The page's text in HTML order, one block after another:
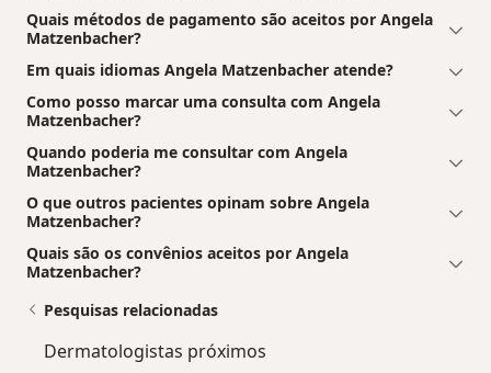
Quais métodos de pagamento são aceitos por Angela
Matzenbacher?
Em quais idiomas Angela Matzenbacher atende?
Como posso marcar uma consulta com Angela
Matzenbacher?
Quando poderia me consultar com Angela
Matzenbacher?
O que outros pacientes opinam sobre Angela
Matzenbacher?
Quais são os convênios aceitos por Angela
Matzenbacher?
Pesquisas relacionadas
Dermatologistas próximos